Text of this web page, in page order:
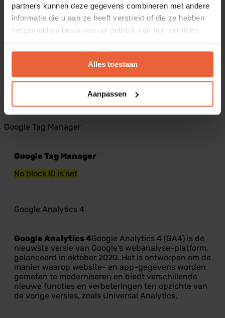
partners kunnen deze gegevens combineren met andere
informatie die u aan ze heeft verstrekt of die ze hebben
verzameld op basis van uw gebruik van hun services.
Alles toestaan
Aanpassen
Projectmanagement
Asana
Asana
Dashboard
Google Tag Manager
Google Tag Manager
No block ID is set
Google Analytics 4
Google Analytics 4Google Analytics 4 (GA4) is de
nieuwste versie van Google's webanalyse-platform,
gelanceerd in oktober 2020. Het is ontworpen om de
manier waarop website- en app-gegevens worden
gemeten te moderniseren en biedt verschillende
nieuwe functies en verbeteringen ten opzichte van
de vorige versies, zoals Universal Analytics.